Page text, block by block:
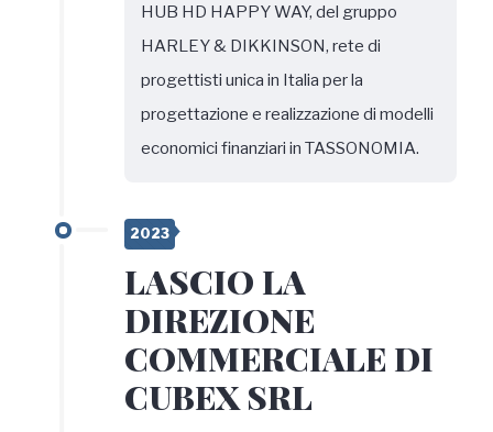
HUB HD HAPPY WAY, del gruppo
HARLEY & DIKKINSON, rete di
progettisti unica in Italia per la
progettazione e realizzazione di modelli
economici finanziari in TASSONOMIA.
2023
LASCIO LA
DIREZIONE
COMMERCIALE DI
CUBEX SRL